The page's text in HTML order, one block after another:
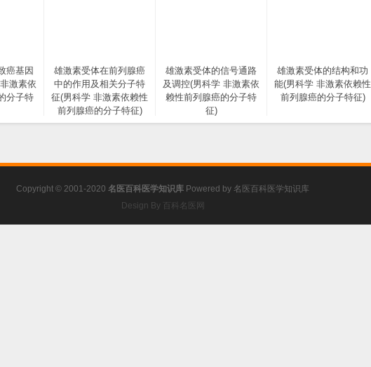
癌基因
激素依
分子特
雄激素受体在前列腺癌
中的作用及相关分子特
征(男科学 非激素依赖性
前列腺癌的分子特征)
雄激素受体的信号通路
及调控(男科学 非激素依
赖性前列腺癌的分子特
征)
雄激素受体的结构和功
能(男科学 非激素依赖性
前列腺癌的分子特征)
Copyright © 2001-2020 名医百科医学知识库 Powered by 名医百科医学知识库
Design By 百科名医网